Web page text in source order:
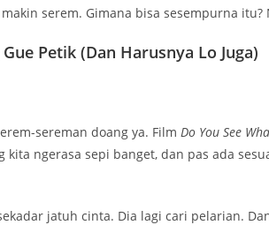
serem. Gimana bisa sesempurna
Petik (Dan Harusnya Lo Juga)
sereman doang ya. Film Do You See
kita ngerasa sepi banget, dan pas ada
jatuh cinta. Dia lagi cari pelarian.